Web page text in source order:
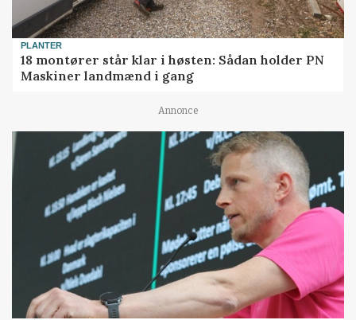
PLANTER
18 montører står klar i høsten: Sådan holder PN
Maskiner landmænd i gang
Annonce